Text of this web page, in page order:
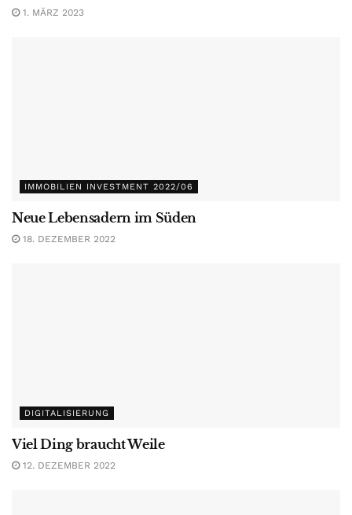
1. MÄRZ 2023
IMMOBILIEN INVESTMENT 2022/06
Neue Lebensadern im Süden
18. DEZEMBER 2022
DIGITALISIERUNG
Viel Ding braucht Weile
12. DEZEMBER 2022